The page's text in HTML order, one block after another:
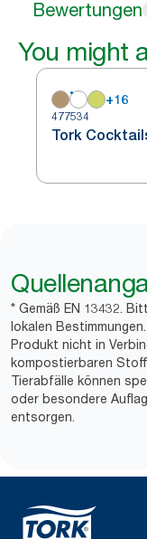
Bewertungen
You might
+16
477534
Tork
* Gemäß EN 13432.
lokalen
Produkt nicht in
kompostierbaren
Tierabfälle können
oder besondere
entsorgen.